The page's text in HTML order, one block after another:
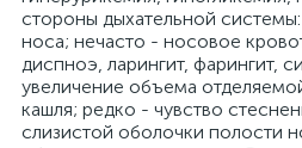
стороны дыхательной
носа; нечасто - носовое
диспноэ, ларингит, фарингит,
увеличение объема
кашля; редко - чувство
слизистой оболочки полости